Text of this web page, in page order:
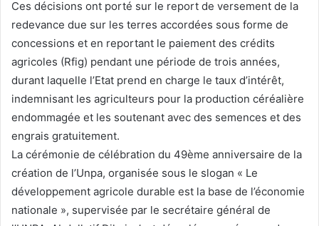
Ces décisions ont porté sur le report de versement de la
redevance due sur les terres accordées sous forme de
concessions et en reportant le paiement des crédits
agricoles (Rfig) pendant une période de trois années,
durant laquelle l’Etat prend en charge le taux d’intérêt,
indemnisant les agriculteurs pour la production céréalière
endommagée et les soutenant avec des semences et des
engrais gratuitement.
La cérémonie de célébration du 49ème anniversaire de la
création de l’Unpa, organisée sous le slogan « Le
développement agricole durable est la base de l’économie
nationale », supervisée par le secrétaire général de